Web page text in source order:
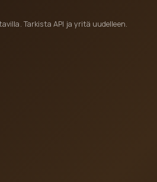
Tarkista API ja yritä uudelleen.